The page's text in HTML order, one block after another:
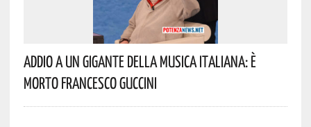
Addio A Un Gigante Della Musica Italiana: È
Morto Francesco Guccini